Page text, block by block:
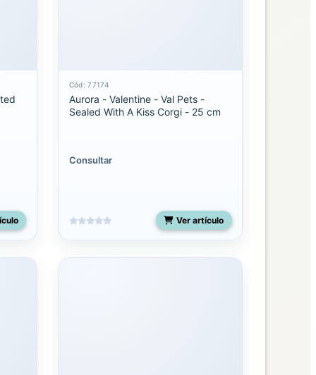
Cód: 77174
Aurora - Valentine - Val Pets -
Sealed With A Kiss Corgi - 25 cm
Consultar
Ver artículo